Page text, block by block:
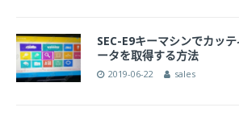
SEC-E9キーマシンでカッ
ータを取得する方法
2019-06-22 sales